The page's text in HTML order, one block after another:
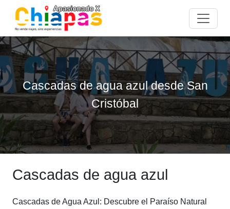
Cascadas de agua azul desde San
Cristóbal
Cascadas de agua azul
Cascadas de Agua Azul: Descubre el Paraíso Natural